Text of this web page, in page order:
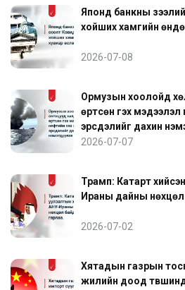
Японд банкны
хойших хамгийн
2026-07-08
Ормузын хоолойд
өртсөн гэх мэдээлэл
эрсдэлийг дахин
2026-07-07
Трамп: Катарт
Ираны дайны
2026-07-02
Хятадын газрын
жилийн доод түвшинд